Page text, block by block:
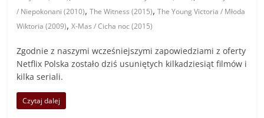
/ Niepokonani (2010),The Witness (2015),The Young Victoria / Młoda
Wiktoria (2009),X-Mas / Cicha noc (2015)
Zgodnie z naszymi wcześniejszymi zapowiedziami z oferty
Netflix Polska zostało dziś usuniętych kilkadziesiąt filmów i
kilka seriali.
Czytaj dalej